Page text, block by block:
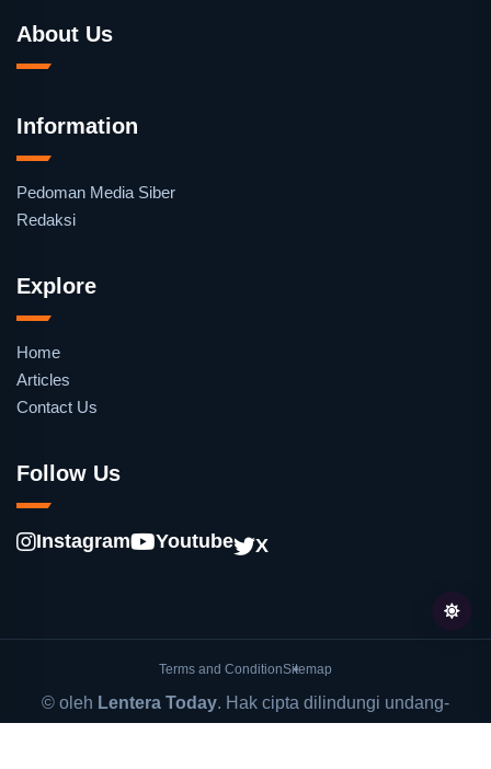
About Us
Information
Pedoman Media Siber
Redaksi
Explore
Home
Articles
Contact Us
Follow Us
Instagram Youtube X
Terms and ConditionSitemap
© oleh Lentera Today. Hak cipta dilindungi undang-